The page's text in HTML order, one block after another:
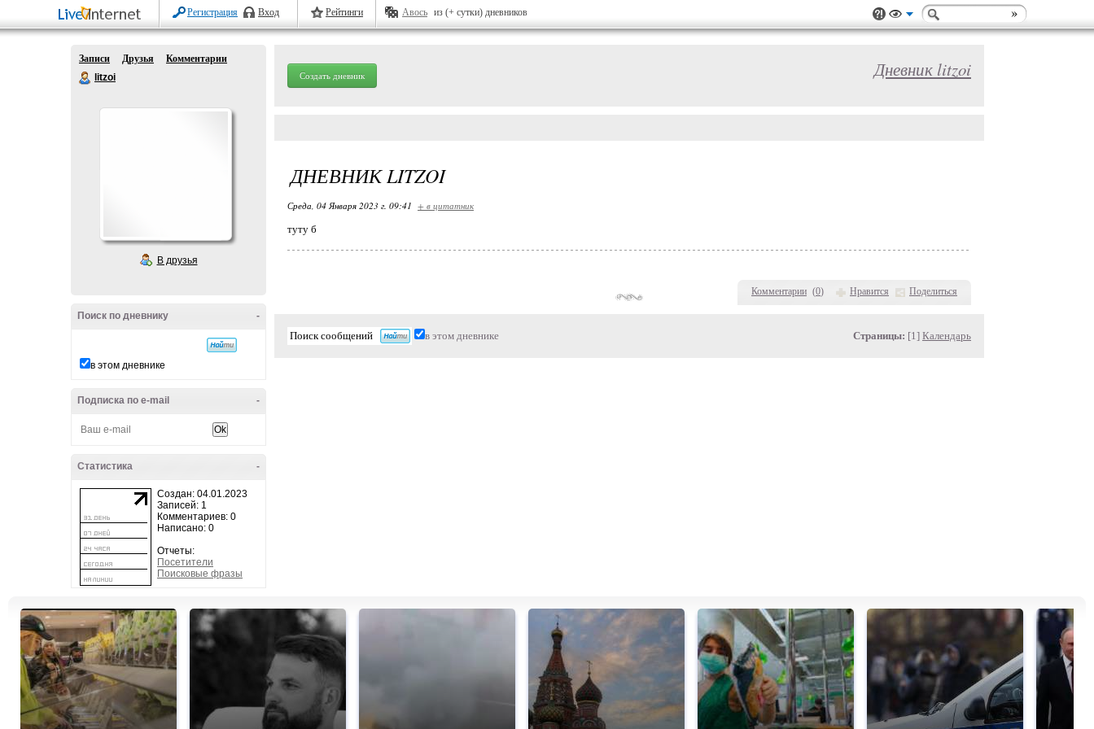
Регистрация Вход Рейтинги Авось из (+ сутки) дневников
Записи Друзья
Комментарии
litzoi
В друзья
-
Поиск по дневнику
в этом дневнике
-
Подписка по e-mail
-
Статистика
Создан: 04.01.2023
Записей: 1
Комментариев: 0
Написано: 0
Отчеты:
Посетители
Поисковые фразы
Создать дневник Дневник litzoi
Комментарии (0) Нравится Поделиться
ДНЕВНИК LITZOI
Среда, 04 Января 2023 г. 09:41 + в цитатник
туту б
в этом дневнике Страницы: [1] Календарь